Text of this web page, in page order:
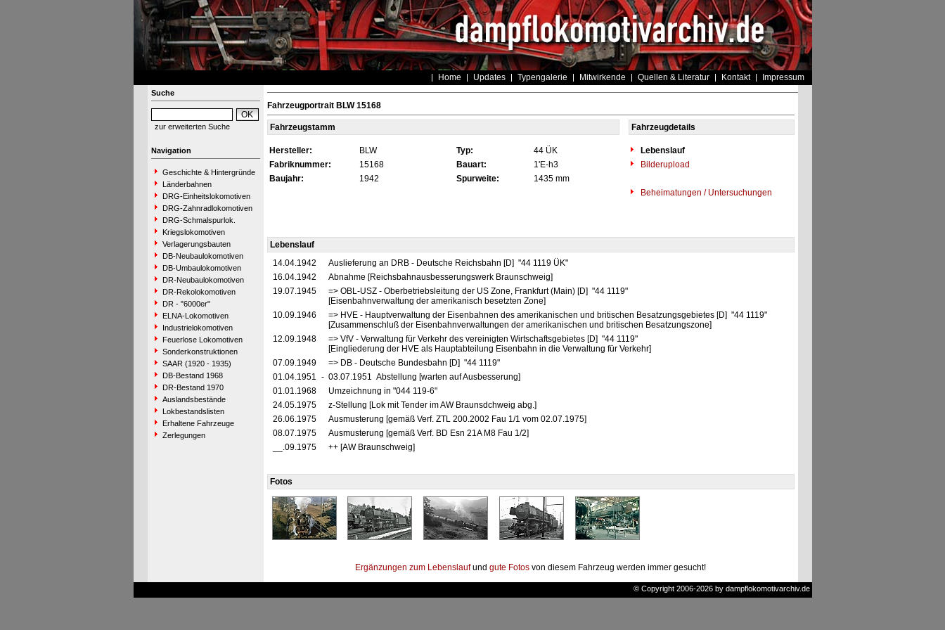
Home Updates Typengalerie Mitwirkende Quellen & Literatur Kontakt Impressum
Suche
zur erweiterten Suche
Navigation
Geschichte & Hintergründe
Länderbahnen
DRG-Einheitslokomotiven
DRG-Zahnradlokomotiven
DRG-Schmalspurlok.
Kriegslokomotiven
Verlagerungsbauten
DB-Neubaulokomotiven
DB-Umbaulokomotiven
DR-Neubaulokomotiven
DR-Rekolokomotiven
DR - "6000er"
ELNA-Lokomotiven
Industrielokomotiven
Feuerlose Lokomotiven
Sonderkonstruktionen
SAAR (1920 - 1935)
DB-Bestand 1968
DR-Bestand 1970
Auslandsbestände
Lokbestandslisten
Erhaltene Fahrzeuge
Zerlegungen
Fahrzeugportrait BLW 15168
Fahrzeugstamm Fahrzeugdetails
Hersteller: BLW Typ: 44 ÜK
Lebenslauf
Fabriknummer:
15168 Bauart: 1'E-h3
Bilderupload
Baujahr:
1942 Spurweite:
1435 mm
Beheimatungen / Untersuchungen
Lebenslauf
14.04.1942
Auslieferung an DRB - Deutsche Reichsbahn [D] "44 1119 ÜK"
16.04.1942
Abnahme [Reichsbahnausbesserungswerk Braunschweig]
19.07.1945
=> OBL-USZ - Oberbetriebsleitung der US Zone, Frankfurt (Main) [D] "44 1119"
[Eisenbahnverwaltung der amerikanisch besetzten Zone]
10.09.1946
=> HVE - Hauptverwaltung der Eisenbahnen des amerikanischen und britischen Besatzungsgebietes [D] "44 1119"
[Zusammenschluß der Eisenbahnverwaltungen der amerikanischen und britischen Besatzungszone]
12.09.1948
=> VfV - Verwaltung für Verkehr des vereinigten Wirtschaftsgebietes [D] "44 1119"
[Eingliederung der HVE als Hauptabteilung Eisenbahn in die Verwaltung für Verkehr]
07.09.1949
=> DB - Deutsche Bundesbahn [D] "44 1119"
01.04.1951 - 03.07.1951 Abstellung [warten auf Ausbesserung]
01.01.1968
Umzeichnung in "044 119-6"
24.05.1975
z-Stellung [Lok mit Tender im AW Braunsdchweig abg.]
26.06.1975
Ausmusterung [gemäß Verf. ZTL 200.2002 Fau 1/1 vom 02.07.1975]
08.07.1975
Ausmusterung [gemäß Verf. BD Esn 21A M8 Fau 1/2]
__.09.1975
++ [AW Braunschweig]
Fotos
Ergänzungen zum Lebenslaufund gute Fotos von diesem Fahrzeug werden immer gesucht!
© Copyright 2006-2026 by dampflokomotivarchiv.de